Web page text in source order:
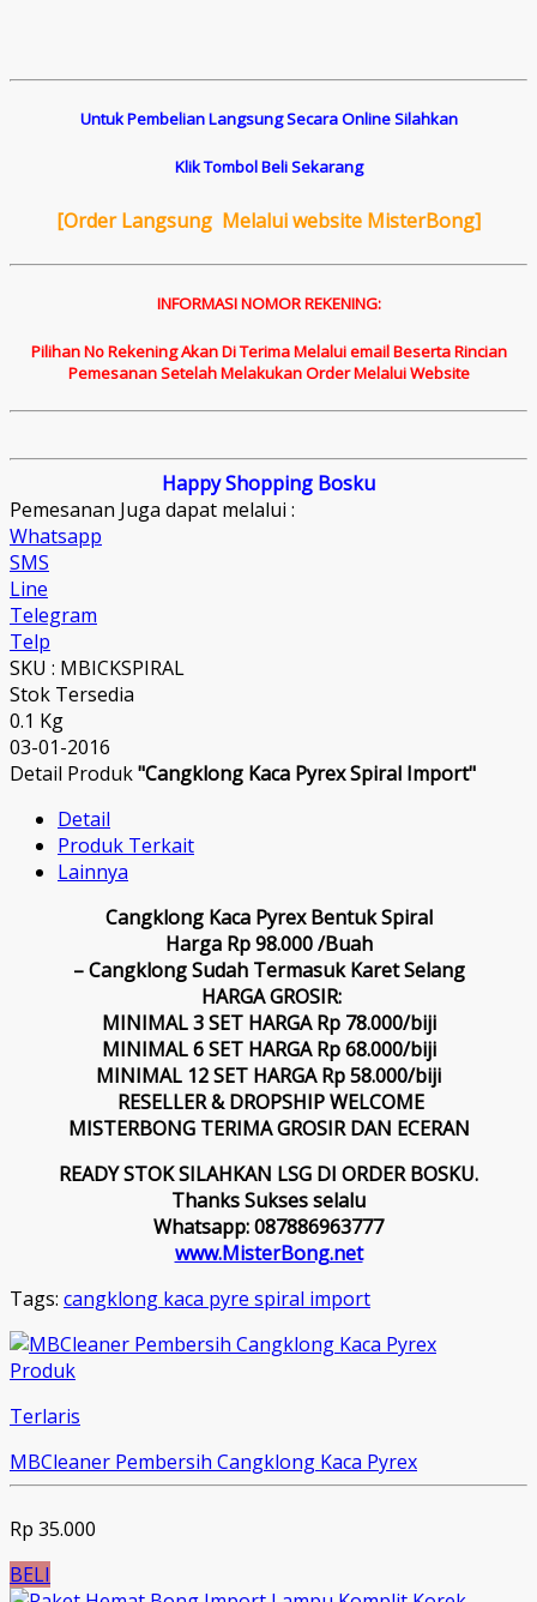
Untuk Pembelian Langsung Secara Online Silahkan
Klik Tombol Beli Sekarang
[Order Langsung Melalui website MisterBong]
INFORMASI NOMOR REKENING:
Pilihan No Rekening Akan Di Terima Melalui email Beserta Rincian
Pemesanan Setelah Melakukan Order Melalui Website
Happy Shopping Bosku
Pemesanan Juga dapat melalui :
Whatsapp
SMS
Line
Telegram
Telp
SKU : MBICKSPIRAL
Stok Tersedia
0.1 Kg
03-01-2016
Detail Produk"Cangklong Kaca Pyrex Spiral Import"
Detail
Produk Terkait
Lainnya
Cangklong Kaca Pyrex Bentuk Spiral
Harga Rp 98.000 /Buah
– Cangklong Sudah Termasuk Karet Selang
HARGA GROSIR:
MINIMAL 3 SET HARGA Rp 78.000/biji
MINIMAL 6 SET HARGA Rp 68.000/biji
MINIMAL 12 SET HARGA Rp 58.000/biji
RESELLER & DROPSHIP WELCOME
MISTERBONG TERIMA GROSIR DAN ECERAN
READY STOK SILAHKAN LSG DI ORDER BOSKU.
Thanks Sukses selalu
Whatsapp: 087886963777
www.MisterBong.net
Tags: cangklong kaca pyre spiral import
Produk
Terlaris
MBCleaner Pembersih Cangklong Kaca Pyrex
Rp 35.000
BELI